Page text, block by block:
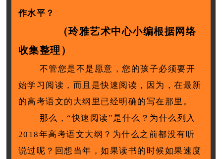
作水平 ？
（玲雅艺术中心小编根据网络
收集整理）
不管您是不是愿意，您的孩子必须要开
始学习阅读，而且是快速阅读，因为，在最新
的高考语文的大纲里已经明确的写在那里。
那么，“快速阅读”是什么？为什么列入
2018年高考语文大纲？为什么之前都没有听
说过呢？回想当年，如果读书的时候如果速度